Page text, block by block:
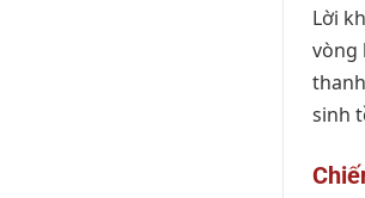
Lời
vòng
sinh